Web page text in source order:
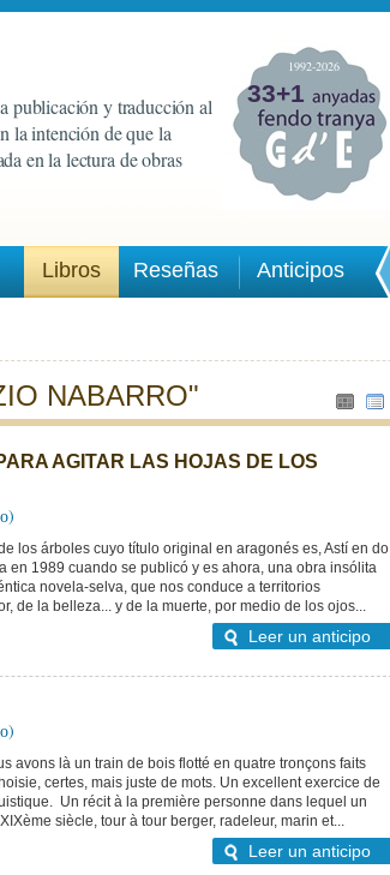
publicación y traducción al
la intención de que la
en la lectura de obras
1992-2026
33+1
Libros Reseñas Anticipos
NABARRO"
AGITAR LAS HOJAS DE LOS
los árboles cuyo título original en aragonés es, Astí en do
en 1989 cuando se publicó y es ahora, una obra insólita
novela-selva, que nos conduce a territorios
de la belleza... y de la muerte, por medio de los ojos...
Leer un anticipo
avons là un train de bois flotté en quatre tronçons faits
certes, mais juste de mots. Un excellent exercice de
Un récit à la première personne dans lequel un
siècle, tour à tour berger, radeleur, marin et...
Leer un anticipo